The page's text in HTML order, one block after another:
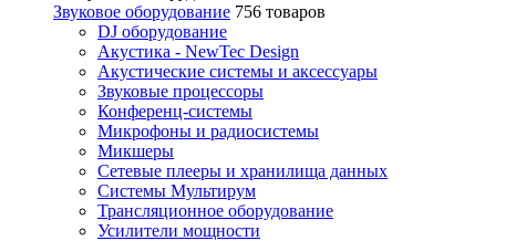
Звуковое оборудование 756 товаров
DJ оборудование
Акустика - NewTec Design
Акустические системы и аксессуары
Звуковые процессоры
Конференц-системы
Микрофоны и радиосистемы
Микшеры
Сетевые плееры и хранилища данных
Системы Мультирум
Трансляционное оборудование
Усилители мощности